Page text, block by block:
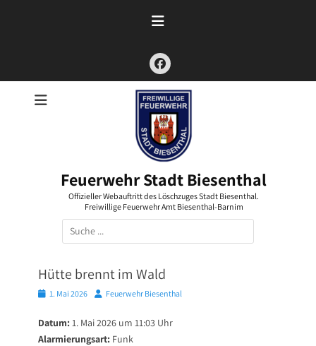
Facebook
Feuerwehr Stadt Biesenthal
Offizieller Webauftritt des Löschzuges Stadt Biesenthal.
Freiwillige Feuerwehr Amt Biesenthal-Barnim
Suchen
nach:
Hütte brennt im Wald
Posted1. Mai 2026 AutorFeuerwehr Biesenthal
Datum: 1. Mai 2026 um 11:03 Uhr
Alarmierungsart: Funk